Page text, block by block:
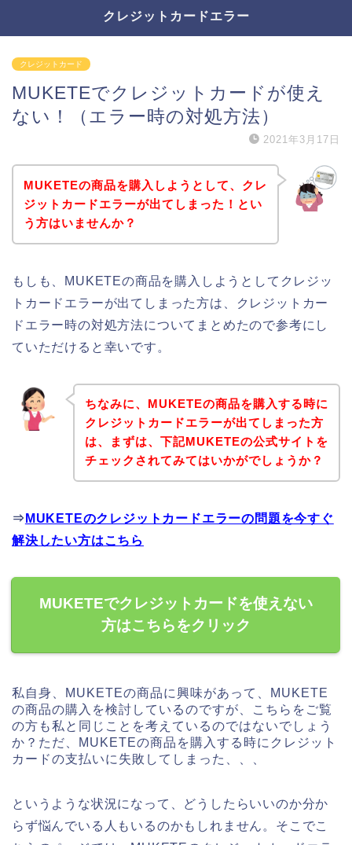
クレジットカードエラー
クレジットカード
MUKETEでクレジットカードが使え
ない！（エラー時の対処方法）
2021年3月17日
MUKETEの商品を購入しようとして、クレ
ジットカードエラーが出てしまった！とい
う方はいませんか？
もしも、MUKETEの商品を購入しようとしてクレジッ
トカードエラーが出てしまった方は、クレジットカー
ドエラー時の対処方法についてまとめたので参考にし
ていただけると幸いです。
ちなみに、MUKETEの商品を購入する時に
クレジットカードエラーが出てしまった方
は、まずは、下記MUKETEの公式サイトを
チェックされてみてはいかがでしょうか？
⇒ MUKETEのクレジットカードエラーの問題を今すぐ
解決したい方はこちら
MUKETEでクレジットカードを使えない
方はこちらをクリック
私自身、MUKETEの商品に興味があって、MUKETE
の商品の購入を検討しているのですが、こちらをご覧
の方も私と同じことを考えているのではないでしょう
か？ただ、MUKETEの商品を購入する時にクレジット
カードの支払いに失敗してしまった、、、
というような状況になって、どうしたらいいのか分か
らず悩んでいる人もいるのかもしれません。そこでこ